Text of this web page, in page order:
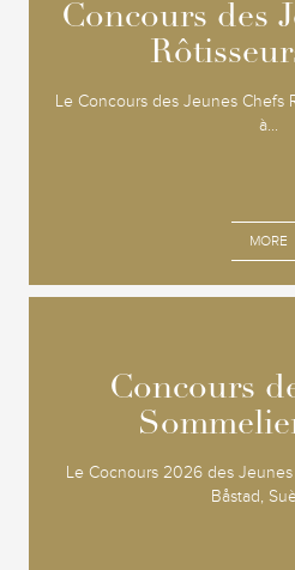
Concours des
Le Concours des Jeunes Chefs
à...
MORE
Concours des
Concours
Le Cocnours 2026 des
Båstad,
Concours